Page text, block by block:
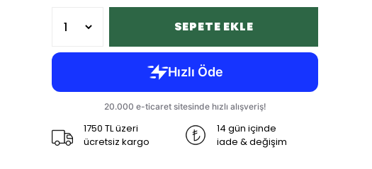
SEPETE EKLE
1750 TL üzeri
ücretsiz kargo
14 gün içinde
iade & değişim